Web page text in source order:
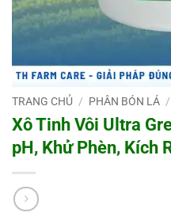
TRANG CHỦ / PHÂN BÓN LÁ /
Xô Tinh Vôi Ultra
pH, Khử Phèn, Kích